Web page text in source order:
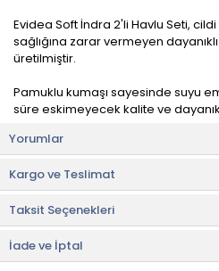
Evidea Soft İndra 2'li Havlu Seti,
sağlığına zarar vermeyen
üretilmiştir.
Pamuklu kumaşı sayesinde suyu
süre eskimeyecek kalite ve
Ürün İçeriği
• 2 adet havlu: 30x30 cm
Kullanım ve Bakım Bilgileri
• 40 °C'de yıkayınız.
• Orta sıcaklıkta ütüleyiniz.
• Beyazlatıcı kullanmayınız.
• Kuru temizleme yapmayınız.
Yorumlar
Kargo ve Teslimat
Taksit Seçenekleri
İade ve İptal